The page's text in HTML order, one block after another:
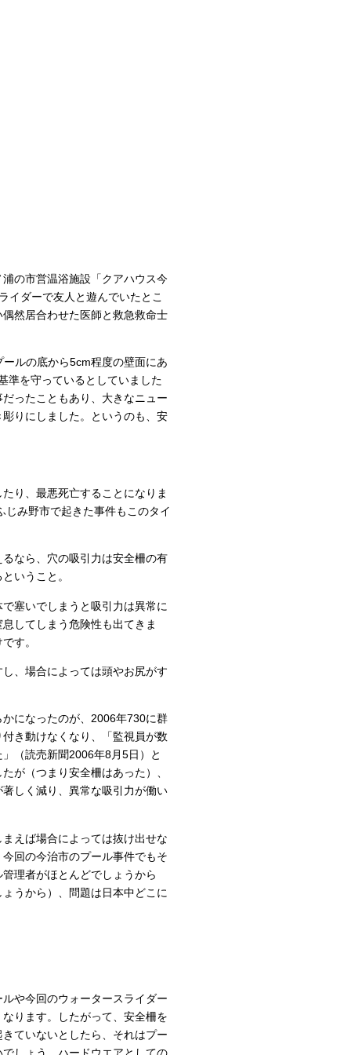
の市営温浴施設「クアハウス今
イダーで友人と遊んでいたとこ
然居合わせた医師と救急救命士
ルの底から5cm程度の壁面にあ
準を守っているとしていました
ったこともあり、大きなニュー
りにしました。というのも、安
り、最悪死亡することになりま
み野市で起きた事件もこのタイ
なら、穴の吸引力は安全柵の有
いうこと。
塞いでしまうと吸引力は異常に
してしまう危険性も出てきま
す。
、場合によっては頭やお尻がす
になったのが、2006年730に群
き動けなくなり、「監視員が数
（読売新聞2006年8月5日）と
が（つまり安全柵はあった）、
しく減り、異常な吸引力が働い
えば場合によっては抜け出せな
回の今治市のプール事件でもそ
理者がほとんどでしょうから
うから）、問題は日本中どこに
や今回のウォータースライダー
ります。したがって、安全柵を
ていないとしたら、それはプー